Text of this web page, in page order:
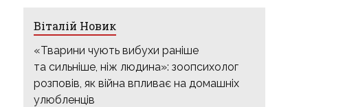
Віталій Новик
«Тварини чують вибухи раніше
та сильніше, ніж людина»: зоопсихолог
розповів, як війна впливає на домашніх
улюбленців